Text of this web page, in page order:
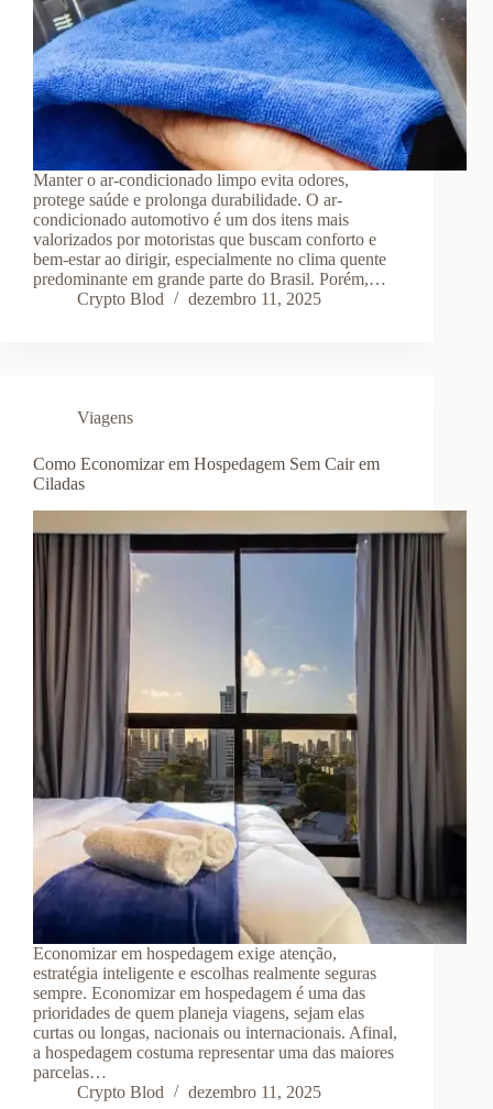
Manter o ar-condicionado limpo evita odores,
protege saúde e prolonga durabilidade. O ar-
condicionado automotivo é um dos itens mais
valorizados por motoristas que buscam conforto e
bem-estar ao dirigir, especialmente no clima quente
predominante em grande parte do Brasil. Porém,…
Crypto Blod
dezembro 11, 2025
Viagens
Como Economizar em Hospedagem Sem Cair em
Ciladas
Economizar em hospedagem exige atenção,
estratégia inteligente e escolhas realmente seguras
sempre. Economizar em hospedagem é uma das
prioridades de quem planeja viagens, sejam elas
curtas ou longas, nacionais ou internacionais. Afinal,
a hospedagem costuma representar uma das maiores
parcelas…
Crypto Blod
dezembro 11, 2025